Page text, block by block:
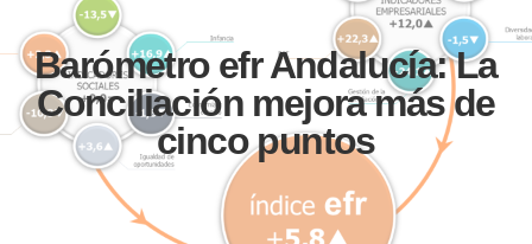
Barómetro efr Andalucía: La
Conciliación mejora más de
cinco puntos